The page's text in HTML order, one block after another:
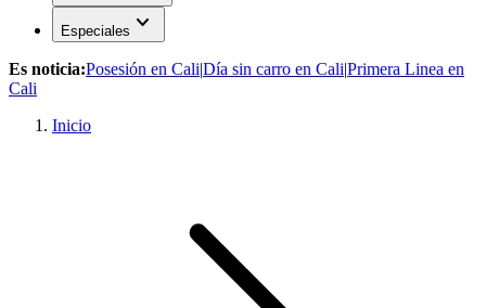
Especiales expand_more
Es noticia:Posesión en Cali|Día sin carro en Cali|Primera Linea en
Cali
Inicio